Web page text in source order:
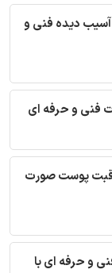
آسیب دیده فنی و
فنی و حرفه ای
پوست صورت
و حرفه ای با